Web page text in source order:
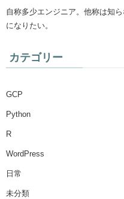
自称多少エンジニア。他称は知
になりたい。
カテゴリー
GCP
Python
R
WordPress
日常
未分類